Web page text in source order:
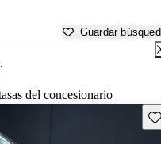
Guardar
del concesionario